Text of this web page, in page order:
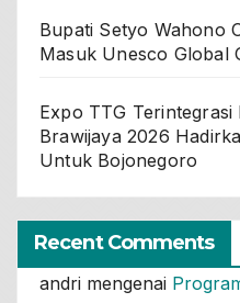
Bupati Setyo Wahono
Masuk Unesco Global
Expo TTG Terintegrasi
Brawijaya 2026
Untuk Bojonegoro
Recent Comments
andri mengenai